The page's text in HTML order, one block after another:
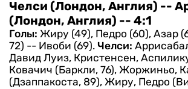
Челси (Лондон, Англия) --
(Лондон, Англия) -- 4:1
Голы: Жиру (49), Педро (60), Азар
72) -- Ивоби (69). Челси:
Давид Луиз, Кристенсен,
Ковачич (Баркли, 76), Жоржиньо,
(Дзаппакоста, 89), Жиру, Педро